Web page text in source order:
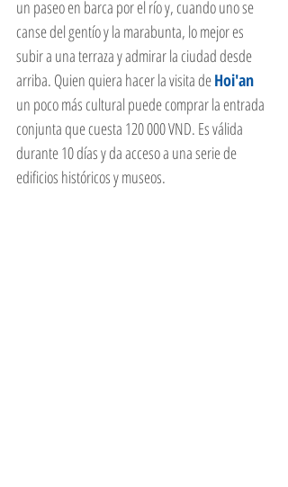
un paseo en barca por el río y, cuando uno se
canse del gentío y la marabunta, lo mejor es
subir a una terraza y admirar la ciudad desde
arriba. Quien quiera hacer la visita de Hoi'an
un poco más cultural puede comprar la entrada
conjunta que cuesta 120 000 VND. Es válida
durante 10 días y da acceso a una serie de
edificios históricos y museos.